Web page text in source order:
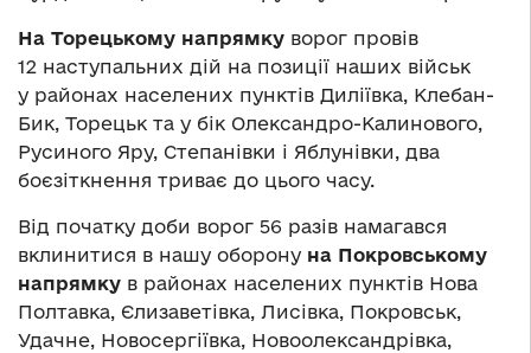
На Торецькому напрямку ворог провів
12 наступальних дій на позиції наших військ
у районах населених пунктів Диліївка, Клебан-
Бик, Торецьк та у бік Олександро-Калинового,
Русиного Яру, Степанівки і Яблунівки, два
боєзіткнення триває до цього часу.
Від початку доби ворог 56 разів намагався
вклинитися в нашу оборону на Покровському
напрямку в районах населених пунктів Нова
Полтавка, Єлизаветівка, Лисівка, Покровськ,
Удачне, Новосергіївка, Новоолександрівка,